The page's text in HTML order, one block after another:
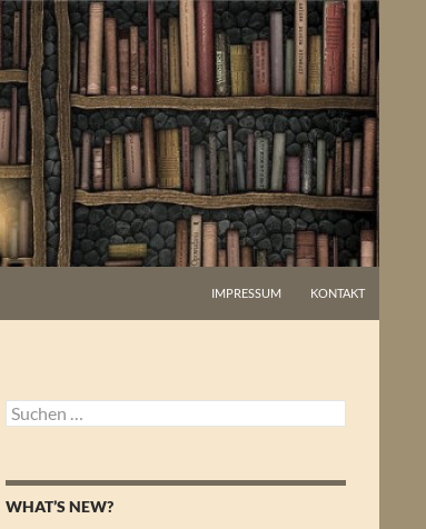
IMPRESSUM KONTAKT
Suchen
nach:
WHAT’S NEW?